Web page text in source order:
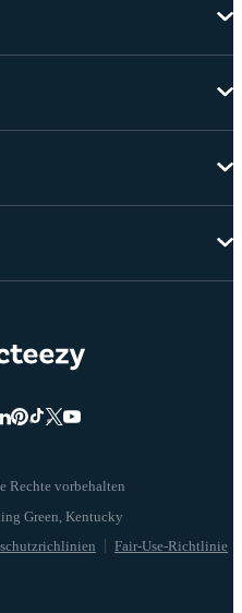
Rechte vorbehalten
Fair-Use-Richtlinie